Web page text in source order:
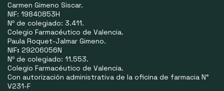
Carmen Gimeno Siscar.
NIF: 19840853H
Nº de colegiado: 3.411.
Colegio Farmacéutico de Valencia.
Paula Roquet-Jalmar Gimeno.
NIF: 29206056N
Nº de colegiado: 11.553.
Colegio Farmacéutico de Valencia.
Con autorización administrativa de la oficina de farmacia N°
V231-F